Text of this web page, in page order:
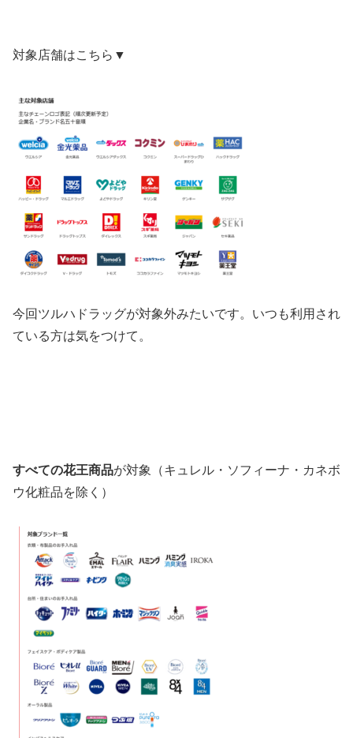
対象店舗はこちら▼
今回ツルハドラッグが対象外みたいです。いつも利用され
ている方は気をつけて。
すべての花王商品が対象
（キュレル・ソフィーナ・カネボ
ウ化粧品を除く）